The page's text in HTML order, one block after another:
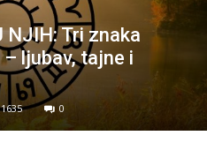
NJIH: Tri znaka
ljubav, tajne i
1635 0